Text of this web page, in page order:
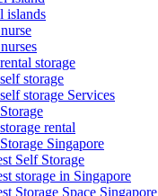
islands
storage
storage
storage Services
rental
Singapore
Self Storage
storage in Singapore
Storage Space Singapore